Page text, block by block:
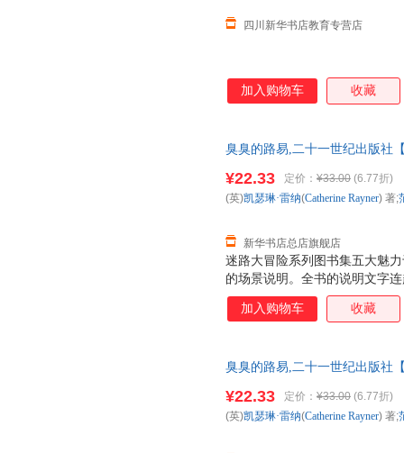
四川新华书店教育专营店
加入购物车 收藏
臭臭的路易,二十一世纪出版社
迷路大冒险系列图书集五大魅
的场景说明。全书的说明文字
跟着迷宫一起捉迷藏。 2. 每个
据箭头的指示和迷宫规则，找
很多知识谜题，由浅入深，目
幅图里的都会配有各种知识的
都附上了名称，可以让孩子们
¥22.33 定价： ¥33.00 (6.77折)
新华书店总店旗舰店
(英)凯瑟琳·雷纳(Catherine Rayner) 著;
加入购物车 收藏
臭臭的路易,二十一世纪出版社
¥22.33 定价： ¥33.00 (6.77折)
(英)凯瑟琳·雷纳(Catherine Rayner) 著;